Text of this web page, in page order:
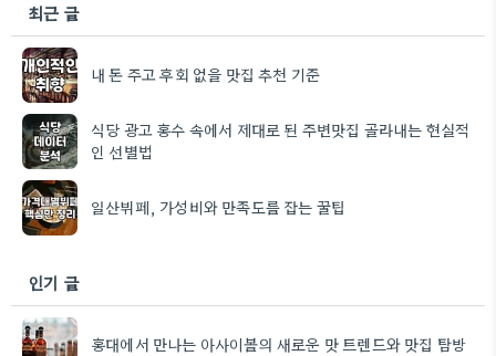
최근 글
내 돈 주고 후회 없을 맛집 추천 기준
식당 광고 홍수 속에서 제대로 된 주변맛집 골라내는 현실적
인 선별법
일산뷔페, 가성비와 만족도를 잡는 꿀팁
인기 글
홍대에서 만나는 아사이볼의 새로운 맛 트렌드와 맛집 탐방